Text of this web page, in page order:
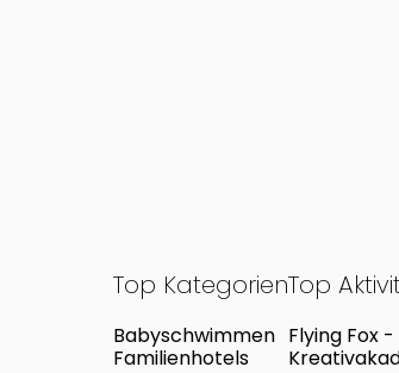
Top Kategorien
Babyschwimmen
Familienhotels
Top
Flying Fox